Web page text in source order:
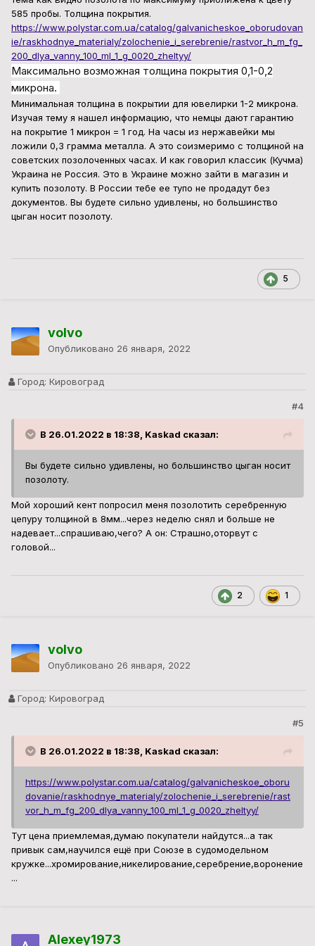
585 пробы. Толщина покрытия.
https://www.polystar.com.ua/catalog/galvanicheskoe_oborudovan
ie/raskhodnye_materialy/zolochenie_i_serebrenie/rastvor_h_m_fg_
200_dlya_vanny_100_ml_1_g_0020_zheltyy/
Максимально возможная толщина покрытия 0,1-0,2
микрона.
Минимальная толщина в покрытии для ювелирки 1-2 микрона.
Изучая тему я нашел информацию, что немцы дают гарантию
на покрытие 1 микрон = 1 год. На часы из нержавейки мы
ложили 0,3 грамма металла. А это соизмеримо с толщиной на
советских позолоченных часах. И как говорил классик (Кучма)
Украина не Россия. Это в Украине можно зайти в магазин и
купить позолоту. В России тебе ее тупо не продадут без
документов. Вы будете сильно удивлены, но большинство
цыган носит позолоту.
5
volvo
Опубликовано 26 января, 2022
Город: Кировоград
#4
В 26.01.2022 в 18:38, Kaskad сказал:
Вы будете сильно удивлены, но большинство цыган носит
позолоту.
Мой хороший кент попросил меня позолотить серебренную
цепуру толщиной в 8мм...через неделю снял и больше не
надевает...спрашиваю,чего? А он: Страшно,оторвут с
головой...
2 1
volvo
Опубликовано 26 января, 2022
Город: Кировоград
#5
В 26.01.2022 в 18:38, Kaskad сказал:
https://www.polystar.com.ua/catalog/galvanicheskoe_oboru
dovanie/raskhodnye_materialy/zolochenie_i_serebrenie/rast
vor_h_m_fg_200_dlya_vanny_100_ml_1_g_0020_zheltyy/
Тут цена приемлемая,думаю покупатели найдутся...а так
привык сам,научился ещё при Союзе в судомодельном
кружке...хромирование,никелирование,серебрение,воронение
...
Alexey1973